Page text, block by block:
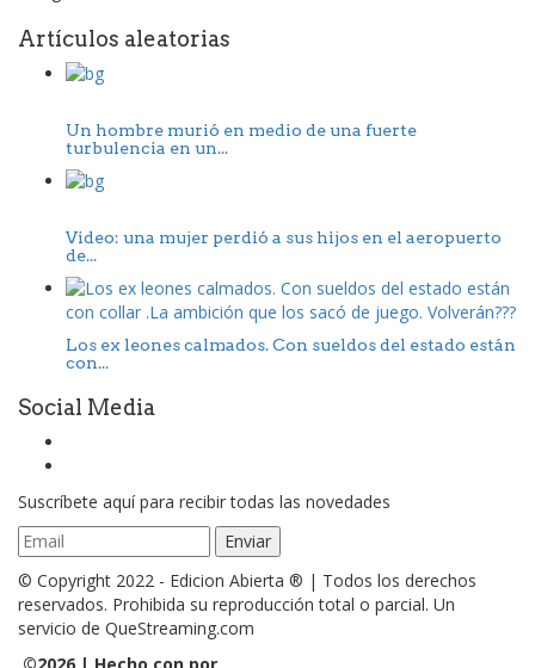
Artículos aleatorias
Un hombre murió en medio de una fuerte
turbulencia en un...
Video: una mujer perdió a sus hijos en el aeropuerto
de...
Los ex leones calmados. Con sueldos del estado están
con...
Social Media
Suscríbete aquí para recibir todas las novedades
© Copyright 2022 - Edicion Abierta ® | Todos los derechos
reservados. Prohibida su reproducción total o parcial. Un
servicio de QueStreaming.com